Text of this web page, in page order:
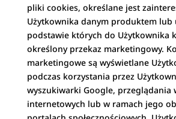
pliki cookies, określane jest
Użytkownika danym produktem lub
podstawie których do Użytkownika
określony przekaz marketingowy.
marketingowe są wyświetlane
podczas korzystania przez
wyszukiwarki Google, przeglądania
internetowych lub w ramach jego